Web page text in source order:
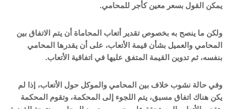
يمكن القول بسعر معين كأجر للمحامي.
ولكن ما ينصح به بخصوص تقدير أتعاب المحاماة أن يتم الاتفاق بين
المحامي والعميل بشأن قيمة الأتعاب، على أن يقدرها المحامي
بنفسه، ثم تدوين القيمة المتفق عليها في اتفاقية الأتعاب.
وفي حالة نشوب خلاف بين المحامي والموكل حول الأتعاب، إذا لم
يكن هناك اتفاق مسبق، يتم اللجوء إلى المحكمة، وتقوم المحكمة